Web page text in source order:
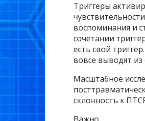
Триггеры
воспоминания и
сочетании
есть свой
вовсе выводят из
Масштабное
склонность к